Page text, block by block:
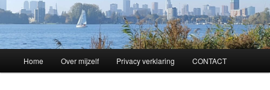
Skip
Skip
Home Over mijzelf Privacy verklaring CONTACT